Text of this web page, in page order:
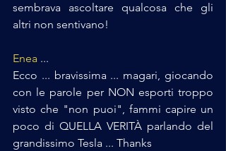
sembrava ascoltare qualcosa che gli
altri non sentivano!
Enea ...
Ecco ... bravissima ... magari, giocando
con le parole per NON esporti troppo
visto che "non puoi", fammi capire un
poco di QUELLA VERITÀ parlando del
grandissimo Tesla ... Thanks